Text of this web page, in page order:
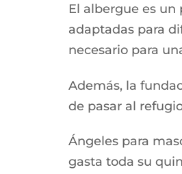
El albergue es
adaptadas para
necesario para
Además, la
de pasar al
Ángeles para
gasta toda su